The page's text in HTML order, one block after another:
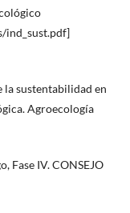
ind_sust.pdf]
la sustentabilidad en
Agroecología
Fase IV. CONSEJO